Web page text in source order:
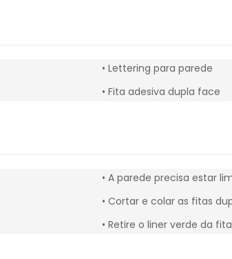
• Lettering para parede
• Fita adesiva dupla face
• A parede precisa estar
• Cortar e colar as fitas
• Retire o liner verde da